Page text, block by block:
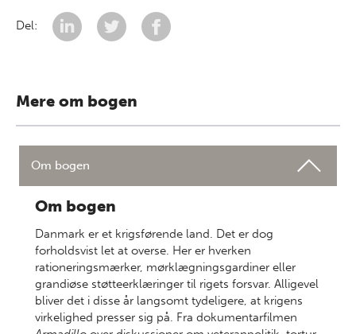
Del:
Mere om bogen
Om bogen
Om bogen
Danmark er et krigsførende land. Det er dog
forholdsvist let at overse. Her er hverken
rationeringsmærker, mørklægningsgardiner eller
grandiøse støtteerklæringer til rigets forsvar. Alligevel
bliver det i disse år langsomt tydeligere, at krigens
virkelighed presser sig på. Fra dokumentarfilmen